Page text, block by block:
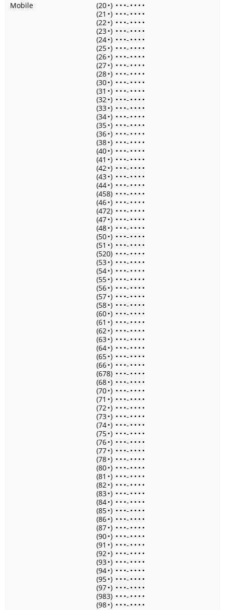
Mobile
(20•) • • •- • • • •
(21 •) • • •- • • • •
(22•) • • •- • • • •
(23•) • • •- • • • •
(24•) • • •- • • • •
(25•) • • •- • • • •
(26•) • • •- • • • •
(27•) • • •- • • • •
(28•) • • •- • • • •
(30•) • • •- • • • •
(31 •) • • •- • • • •
(32•) • • •- • • • •
(33•) • • •- • • • •
(34•) • • •- • • • •
(35•) • • •- • • • •
(36•) • • •- • • • •
(38•) • • •- • • • •
(40•) • • •- • • • •
(41 •) • • •- • • • •
(42•) • • •- • • • •
(43•) • • •- • • • •
(44•) • • •- • • • •
(458) • • •- • • • •
(46•) • • •- • • • •
(472) • • •- • • • •
(47•) • • •- • • • •
(48•) • • •- • • • •
(50•) • • •- • • • •
(51 •) • • •- • • • •
(520) • • •- • • • •
(53•) • • •- • • • •
(54•) • • •- • • • •
(55•) • • •- • • • •
(56•) • • •- • • • •
(57•) • • •- • • • •
(58•) • • •- • • • •
(60•) • • •- • • • •
(61 •) • • •- • • • •
(62•) • • •- • • • •
(63•) • • •- • • • •
(64•) • • •- • • • •
(65•) • • •- • • • •
(66•) • • •- • • • •
(678) • • •- • • • •
(68•) • • •- • • • •
(70•) • • •- • • • •
(71 •) • • •- • • • •
(72•) • • •- • • • •
(73•) • • •- • • • •
(74•) • • •- • • • •
(75•) • • •- • • • •
(76•) • • •- • • • •
(77•) • • •- • • • •
(78•) • • •- • • • •
(80•) • • •- • • • •
(81 •) • • •- • • • •
(82•) • • •- • • • •
(83•) • • •- • • • •
(84•) • • •- • • • •
(85•) • • •- • • • •
(86•) • • •- • • • •
(87•) • • •- • • • •
(90•) • • •- • • • •
(91 •) • • •- • • • •
(92•) • • •- • • • •
(93•) • • •- • • • •
(94•) • • •- • • • •
(95•) • • •- • • • •
(97•) • • •- • • • •
(983) • • •- • • • •
(98•) • • •- • • • •